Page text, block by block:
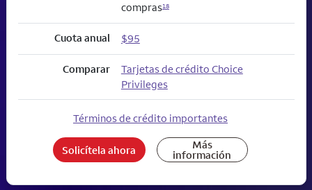
compras18
Cuota anual $95
Comparar
Tarjetas de crédito Choice
Privileges
Términos de crédito importantes
Solicítela ahora Más
información